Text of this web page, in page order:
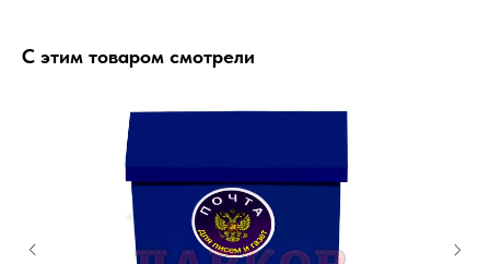
С этим товаром смотрели